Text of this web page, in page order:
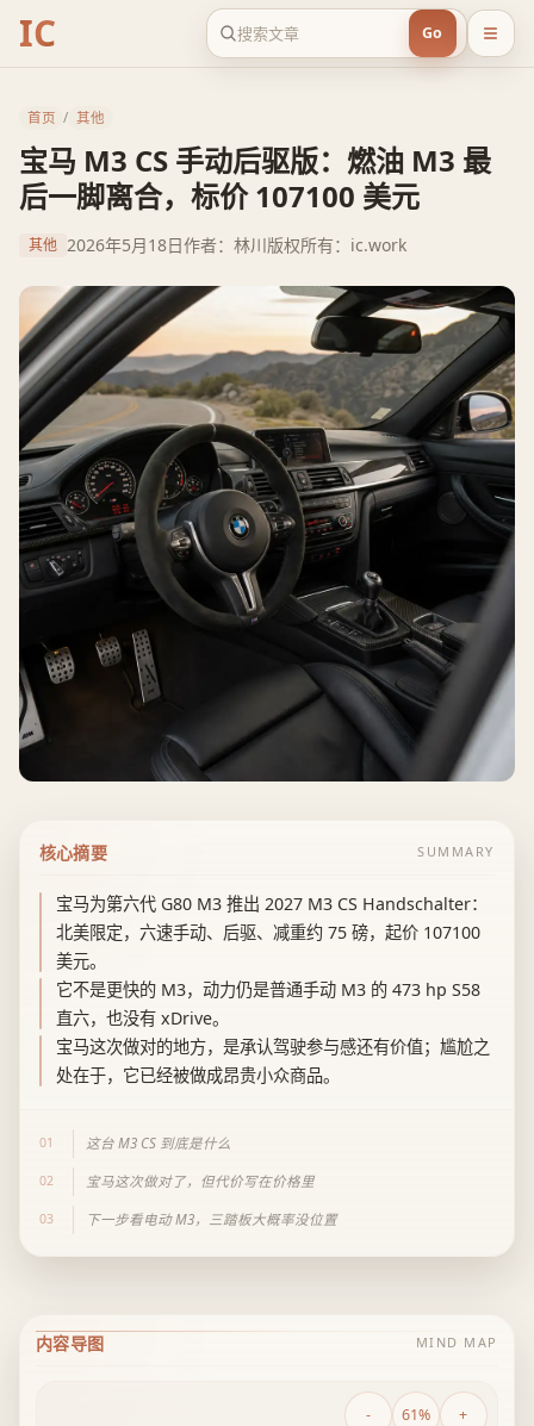
IC Go
首页 / 其他
宝马 M3 CS 手动后驱版：燃油 M3 最
后一脚离合，标价 107100 美元
其他 2026年5月18日作者：林川版权所有：ic.work
核心摘要 SUMMARY
宝马为第六代 G80 M3 推出 2027 M3 CS Handschalter：
北美限定，六速手动、后驱、减重约 75 磅，起价 107100
美元。
它不是更快的 M3，动力仍是普通手动 M3 的 473 hp S58
直六，也没有 xDrive。
宝马这次做对的地方，是承认驾驶参与感还有价值；尴尬之
处在于，它已经被做成昂贵小众商品。
01 这台 M3 CS 到底是什么
02 宝马这次做对了，但代价写在价格里
03 下一步看电动 M3，三踏板大概率没位置
内容导图 MIND MAP
- 61% +